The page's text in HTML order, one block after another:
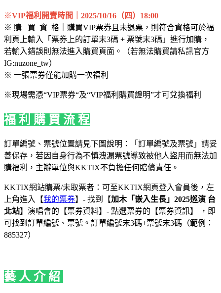
※VIP福利開賣時間｜2025/10/16（四）18:00
※ 購 買 資 格｜購買VIP票券且未退票，則符合資格可於福
利頁上輸入「票券上的訂單末3碼 + 票號末3碼」進行加購，
若輸入錯誤則無法進入購買頁面。（若無法購買請私訊官方
IG:nuzone_tw）
※ 一張票券僅能加購一次福利
※現場需憑“VIP票券“及“VIP福利購買證明”才可兌換福利
福 利 購 買 流 程
訂單編號、票號位置請見下圖說明：「訂單編號及票號」請妥
善保存，若因自身行為不慎洩漏票號導致被他人盜用而無法加
購福利，主辦單位與KKTIX不負擔任何賠償責任。
KKTIX網站購票/未取票者：可至KKTIX網頁登入會員後，左
上角進入【我的票券】- 找到【加木「嵌入生長」2025巡演 台
北站】演唱會的【票券資料】- 點選票券的【票券資訊】 ，即
可找到訂單編號、票號。訂單編號末3碼+票號末3碼（範例：
885327）
藝 人 介 紹